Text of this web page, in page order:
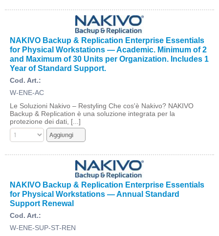
NAKIVO Backup & Replication Enterprise Essentials
for Physical Workstations — Academic. Minimum of 2
and Maximum of 30 Units per Organization. Includes 1
Year of Standard Support.
Cod. Art.:
W-ENE-AC
Le Soluzioni Nakivo – Restyling Che cos'è Nakivo? NAKIVO
Backup & Replication è una soluzione integrata per la
protezione dei dati, [...]
NAKIVO Backup & Replication Enterprise Essentials
for Physical Workstations — Annual Standard
Support Renewal
Cod. Art.:
W-ENE-SUP-ST-REN